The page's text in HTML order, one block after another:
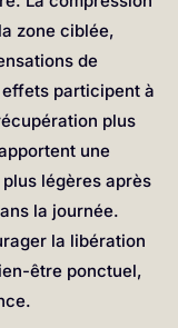
zone ciblée,
de
participent à
plus
une
légères après
la journée.
la libération
être ponctuel,